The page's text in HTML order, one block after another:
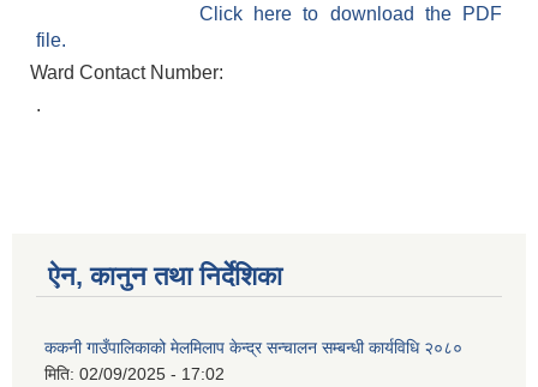
Click here to download the PDF
file.
Ward Contact Number:
.
ऐन, कानुन तथा निर्देशिका
ककनी गाउँपालिकाको मेलमिलाप केन्द्र सन्चालन सम्बन्धी कार्यविधि २०८०
मिति: 02/09/2025 - 17:02